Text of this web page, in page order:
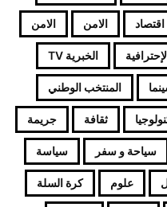
اقتصاد الامن الامن
الخبرية TV
المنتخب الوطني
ثقافة جريمة
سياحة و سفر سياسة
علوم كرة السلة